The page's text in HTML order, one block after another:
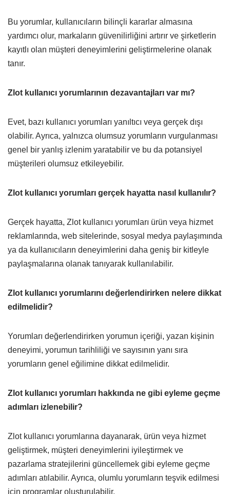
Bu yorumlar, kullanıcıların bilinçli kararlar almasına
yardımcı olur, markaların güvenilirliğini artırır ve şirketlerin
kayıtlı olan müşteri deneyimlerini geliştirmelerine olanak
tanır.
Zlot kullanıcı yorumlarının dezavantajları var mı?
Evet, bazı kullanıcı yorumları yanıltıcı veya gerçek dışı
olabilir. Ayrıca, yalnızca olumsuz yorumların vurgulanması
genel bir yanlış izlenim yaratabilir ve bu da potansiyel
müşterileri olumsuz etkileyebilir.
Zlot kullanıcı yorumları gerçek hayatta nasıl kullanılır?
Gerçek hayatta, Zlot kullanıcı yorumları ürün veya hizmet
reklamlarında, web sitelerinde, sosyal medya paylaşımında
ya da kullanıcıların deneyimlerini daha geniş bir kitleyle
paylaşmalarına olanak tanıyarak kullanılabilir.
Zlot kullanıcı yorumlarını değerlendirirken nelere dikkat
edilmelidir?
Yorumları değerlendirirken yorumun içeriği, yazan kişinin
deneyimi, yorumun tarihliliği ve sayısının yanı sıra
yorumların genel eğilimine dikkat edilmelidir.
Zlot kullanıcı yorumları hakkında ne gibi eyleme geçme
adımları izlenebilir?
Zlot kullanıcı yorumlarına dayanarak, ürün veya hizmet
geliştirmek, müşteri deneyimlerini iyileştirmek ve
pazarlama stratejilerini güncellemek gibi eyleme geçme
adımları atılabilir. Ayrıca, olumlu yorumların teşvik edilmesi
için programlar oluşturulabilir.